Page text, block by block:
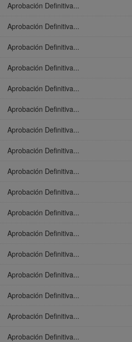
Aprobación Definitiva...
Aprobación Definitiva...
Aprobación Definitiva...
Aprobación Definitiva...
Aprobación Definitiva...
Aprobación Definitiva...
Aprobación Definitiva...
Aprobación Definitiva...
Aprobación Definitiva...
Aprobación Definitiva...
Aprobación Definitiva...
Aprobación Definitiva...
Aprobación Definitiva...
Aprobación Definitiva...
Aprobación Definitiva...
Aprobación Definitiva...
Aprobación Definitiva...